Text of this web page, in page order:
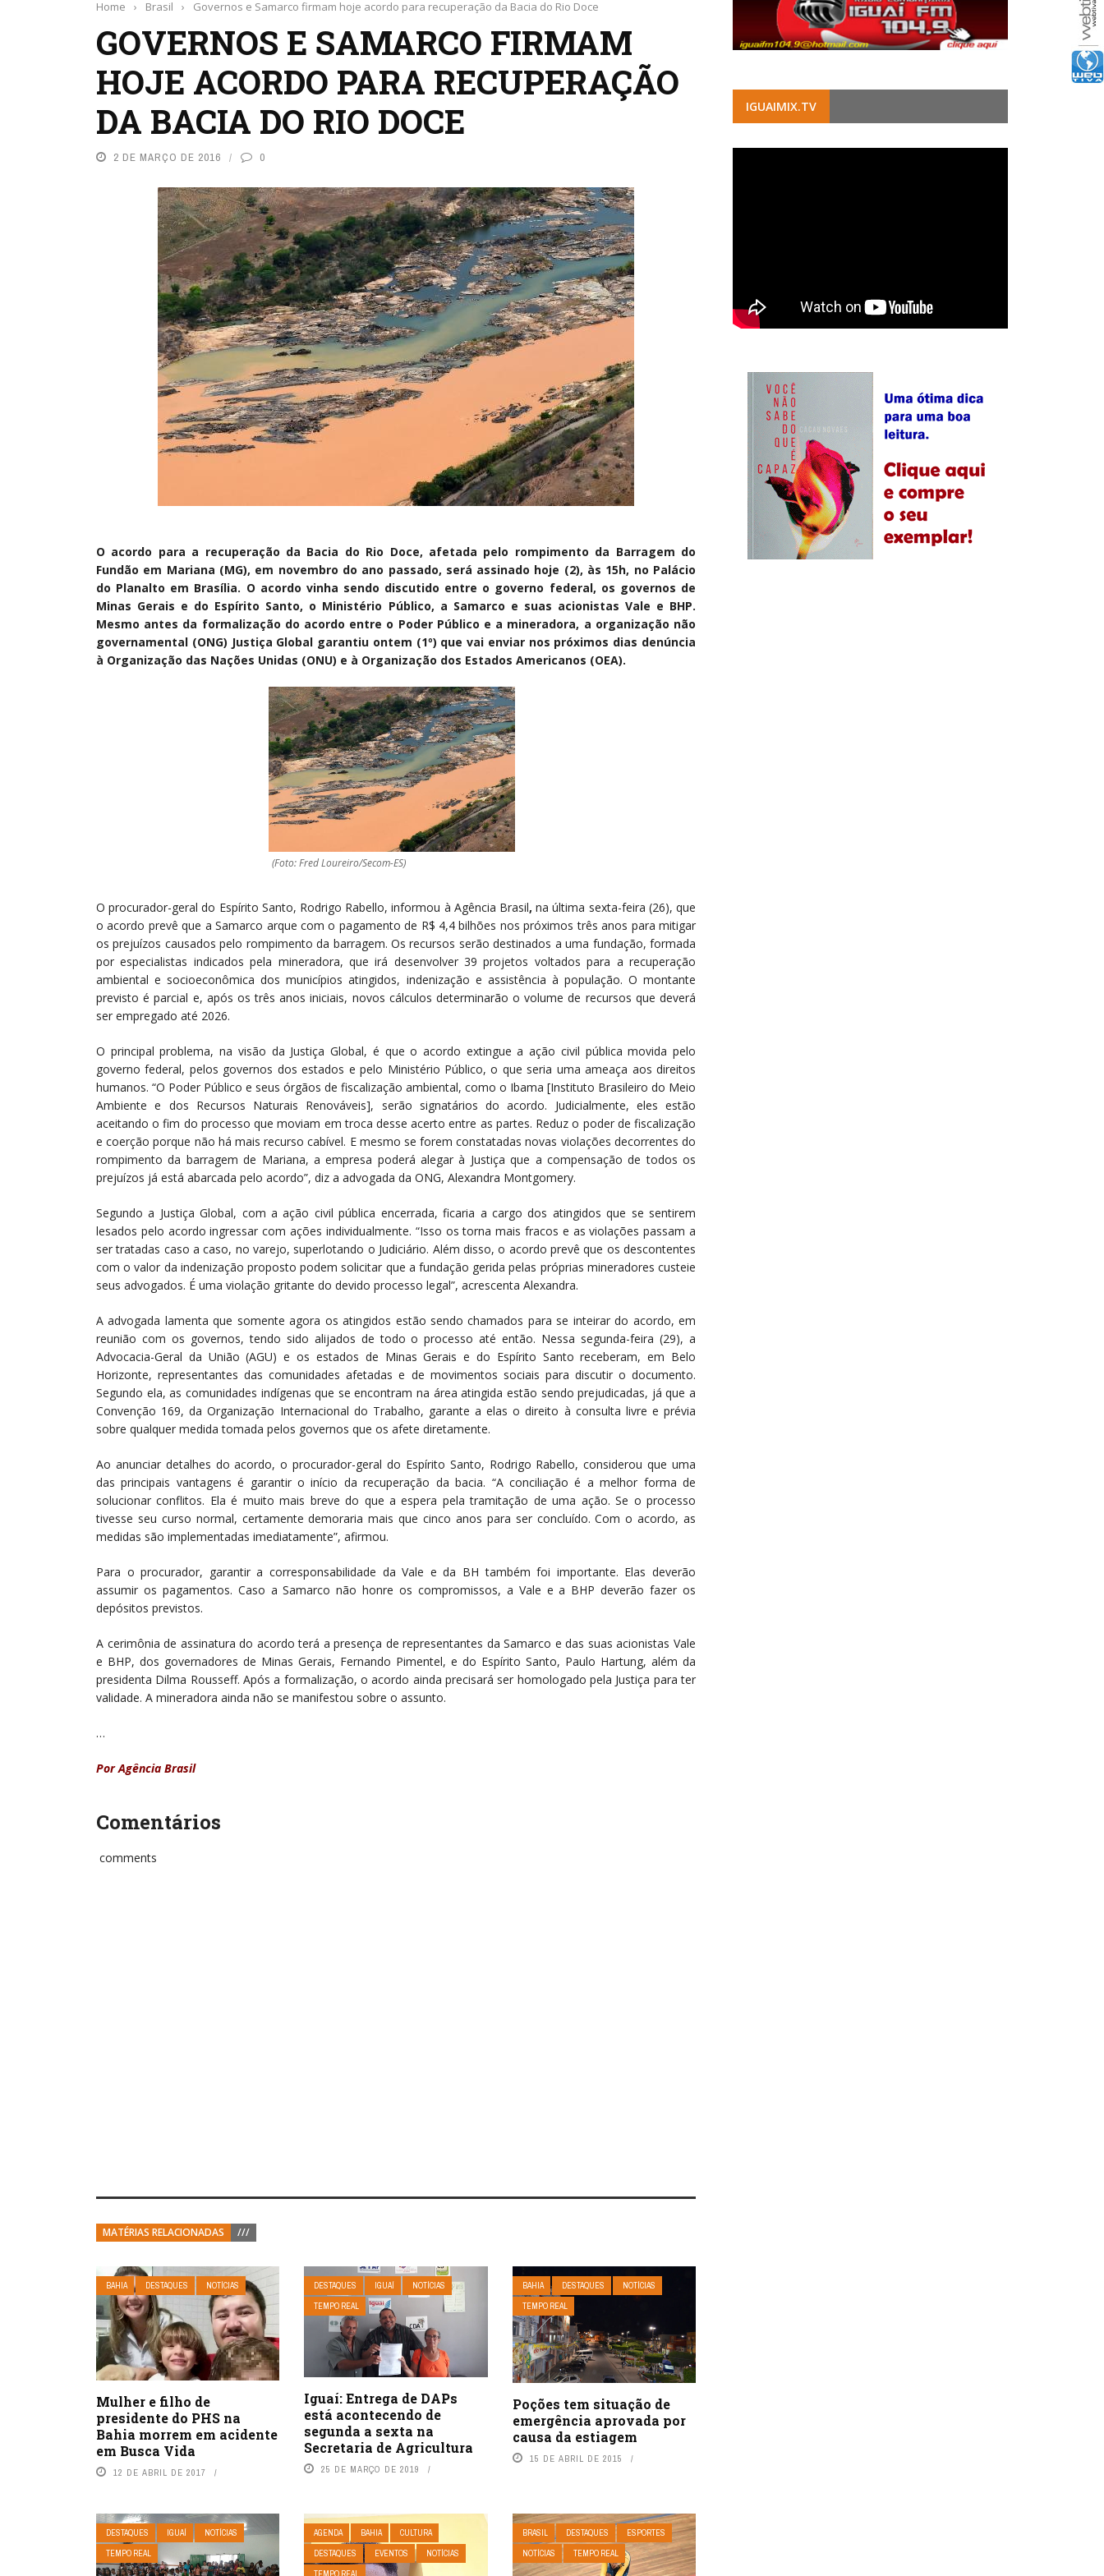
Home › Brasil › Governos e Samarco firmam hoje acordo para recuperação da Bacia do Rio Doce
GOVERNOS E SAMARCO FIRMAM
HOJE ACORDO PARA RECUPERAÇÃO
DA BACIA DO RIO DOCE
2 DE MARÇO DE 2016 0
O acordo para a recuperação da Bacia do Rio Doce, afetada pelo rompimento da Barragem do
Fundão em Mariana (MG), em novembro do ano passado, será assinado hoje (2), às 15h, no Palácio
do Planalto em Brasília. O acordo vinha sendo discutido entre o governo federal, os governos de
Minas Gerais e do Espírito Santo, o Ministério Público, a Samarco e suas acionistas Vale e BHP.
Mesmo antes da formalização do acordo entre o Poder Público e a mineradora, a organização não
governamental (ONG) Justiça Global garantiu ontem (1º) que vai enviar nos próximos dias denúncia
à Organização das Nações Unidas (ONU) e à Organização dos Estados Americanos (OEA).
(Foto: Fred Loureiro/Secom-ES)
O procurador-geral do Espírito Santo, Rodrigo Rabello, informou à Agência Brasil, na última sexta-feira (26), que
o acordo prevê que a Samarco arque com o pagamento de R$ 4,4 bilhões nos próximos três anos para mitigar
os prejuízos causados pelo rompimento da barragem. Os recursos serão destinados a uma fundação, formada
por especialistas indicados pela mineradora, que irá desenvolver 39 projetos voltados para a recuperação
ambiental e socioeconômica dos municípios atingidos, indenização e assistência à população. O montante
previsto é parcial e, após os três anos iniciais, novos cálculos determinarão o volume de recursos que deverá
ser empregado até 2026.
O principal problema, na visão da Justiça Global, é que o acordo extingue a ação civil pública movida pelo
governo federal, pelos governos dos estados e pelo Ministério Público, o que seria uma ameaça aos direitos
humanos. “O Poder Público e seus órgãos de fiscalização ambiental, como o Ibama [Instituto Brasileiro do Meio
Ambiente e dos Recursos Naturais Renováveis], serão signatários do acordo. Judicialmente, eles estão
aceitando o fim do processo que moviam em troca desse acerto entre as partes. Reduz o poder de fiscalização
e coerção porque não há mais recurso cabível. E mesmo se forem constatadas novas violações decorrentes do
rompimento da barragem de Mariana, a empresa poderá alegar à Justiça que a compensação de todos os
prejuízos já está abarcada pelo acordo”, diz a advogada da ONG, Alexandra Montgomery.
Segundo a Justiça Global, com a ação civil pública encerrada, ficaria a cargo dos atingidos que se sentirem
lesados pelo acordo ingressar com ações individualmente. “Isso os torna mais fracos e as violações passam a
ser tratadas caso a caso, no varejo, superlotando o Judiciário. Além disso, o acordo prevê que os descontentes
com o valor da indenização proposto podem solicitar que a fundação gerida pelas próprias mineradores custeie
seus advogados. É uma violação gritante do devido processo legal”, acrescenta Alexandra.
A advogada lamenta que somente agora os atingidos estão sendo chamados para se inteirar do acordo, em
reunião com os governos, tendo sido alijados de todo o processo até então. Nessa segunda-feira (29), a
Advocacia-Geral da União (AGU) e os estados de Minas Gerais e do Espírito Santo receberam, em Belo
Horizonte, representantes das comunidades afetadas e de movimentos sociais para discutir o documento.
Segundo ela, as comunidades indígenas que se encontram na área atingida estão sendo prejudicadas, já que a
Convenção 169, da Organização Internacional do Trabalho, garante a elas o direito à consulta livre e prévia
sobre qualquer medida tomada pelos governos que os afete diretamente.
Ao anunciar detalhes do acordo, o procurador-geral do Espírito Santo, Rodrigo Rabello, considerou que uma
das principais vantagens é garantir o início da recuperação da bacia. “A conciliação é a melhor forma de
solucionar conflitos. Ela é muito mais breve do que a espera pela tramitação de uma ação. Se o processo
tivesse seu curso normal, certamente demoraria mais que cinco anos para ser concluído. Com o acordo, as
medidas são implementadas imediatamente”, afirmou.
Para o procurador, garantir a corresponsabilidade da Vale e da BH também foi importante. Elas deverão
assumir os pagamentos. Caso a Samarco não honre os compromissos, a Vale e a BHP deverão fazer os
depósitos previstos.
A cerimônia de assinatura do acordo terá a presença de representantes da Samarco e das suas acionistas Vale
e BHP, dos governadores de Minas Gerais, Fernando Pimentel, e do Espírito Santo, Paulo Hartung, além da
presidenta Dilma Rousseff. Após a formalização, o acordo ainda precisará ser homologado pela Justiça para ter
validade. A mineradora ainda não se manifestou sobre o assunto.
…
Por Agência Brasil
Comentários
comments
MATÉRIAS RELACIONADAS ///
BAHIA DESTAQUES NOTÍCIAS
Mulher e filho de
presidente do PHS na
Bahia morrem em acidente
em Busca Vida
12 DE ABRIL DE 2017
DESTAQUES IGUAÍ
NOTÍCIAS
TEMPO REAL
Iguaí: Entrega de DAPs
está acontecendo de
segunda a sexta na
Secretaria de Agricultura
25 DE MARÇO DE 2019
BAHIA DESTAQUES
NOTÍCIAS
TEMPO REAL
Poções tem situação de
emergência aprovada por
causa da estiagem
15 DE ABRIL DE 2015
DESTAQUES IGUAÍ
NOTÍCIAS
TEMPO REAL
AGENDA BAHIA
CULTURA
DESTAQUES
EVENTOS
NOTÍCIAS
BRASIL DESTAQUES
ESPORTES
NOTÍCIAS
TEMPO REAL
IGUAIMIX.TV